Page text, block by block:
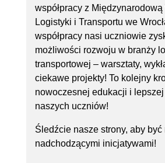
współpracy z Międzynarodową
Logistyki i Transportu we
współpracy nasi uczniowie
możliwości rozwoju w branży
transportowej – warsztaty,
ciekawe projekty! To kolejny
nowoczesnej edukacji i lepszej
naszych uczniów!
Śledźcie nasze strony, aby być
nadchodzącymi inicjatywami!